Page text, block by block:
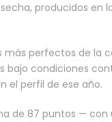
producidos en
más perfectos de la
condiciones
el perfil de ese año.
de 87 puntos — con